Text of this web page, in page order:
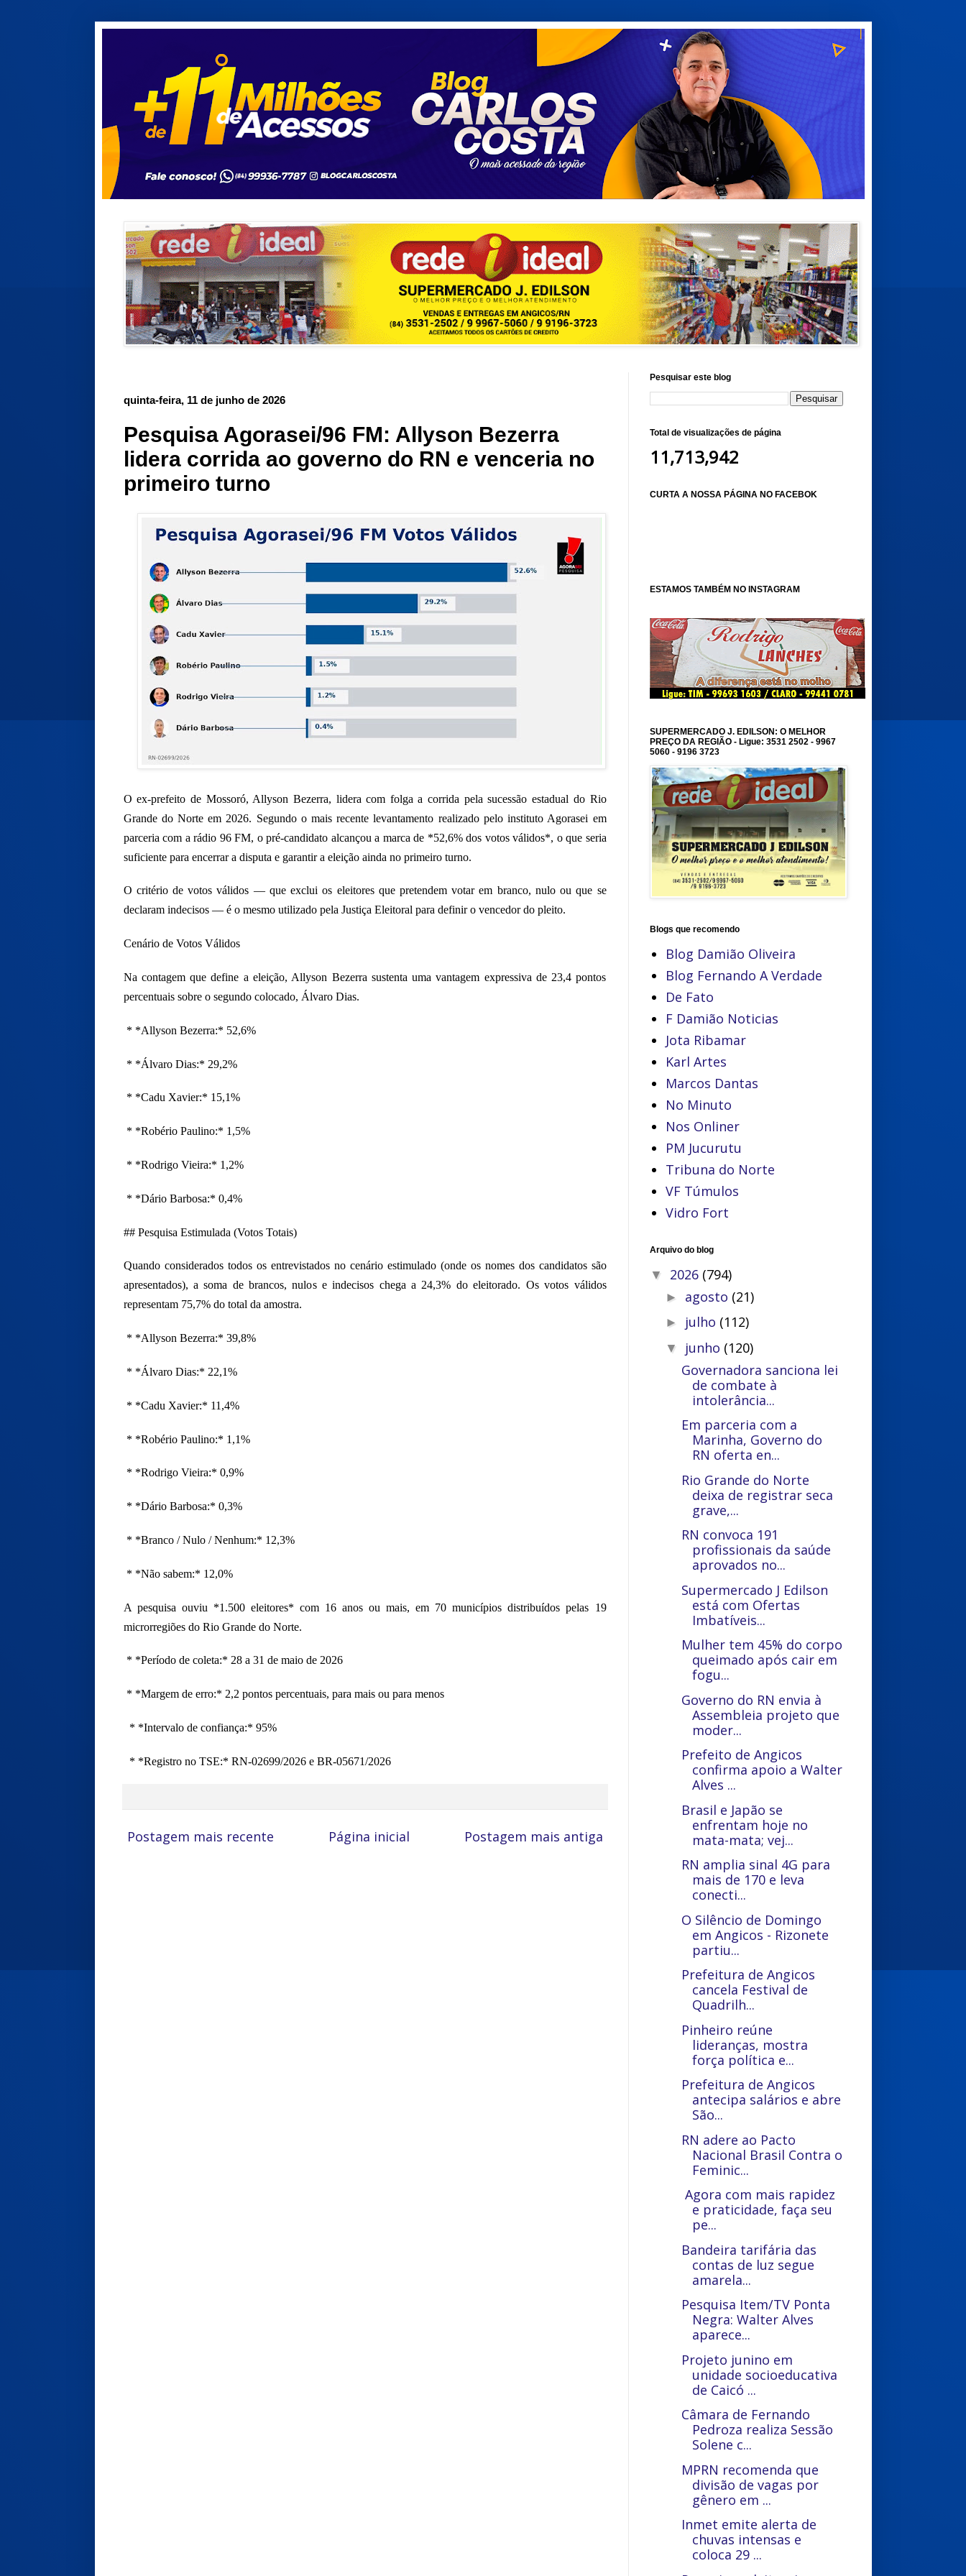
quinta-feira, 11 de junho de 2026
Pesquisa Agorasei/96 FM: Allyson Bezerra
lidera corrida ao governo do RN e venceria no
primeiro turno
O ex-prefeito de Mossoró, Allyson Bezerra, lidera com folga a corrida pela sucessão estadual do Rio
Grande do Norte em 2026. Segundo o mais recente levantamento realizado pelo instituto Agorasei em
parceria com a rádio 96 FM, o pré-candidato alcançou a marca de *52,6% dos votos válidos*, o que seria
suficiente para encerrar a disputa e garantir a eleição ainda no primeiro turno.
O critério de votos válidos — que exclui os eleitores que pretendem votar em branco, nulo ou que se
declaram indecisos — é o mesmo utilizado pela Justiça Eleitoral para definir o vencedor do pleito.
Cenário de Votos Válidos
Na contagem que define a eleição, Allyson Bezerra sustenta uma vantagem expressiva de 23,4 pontos
percentuais sobre o segundo colocado, Álvaro Dias.
* *Allyson Bezerra:* 52,6%
* *Álvaro Dias:* 29,2%
* *Cadu Xavier:* 15,1%
* *Robério Paulino:* 1,5%
* *Rodrigo Vieira:* 1,2%
* *Dário Barbosa:* 0,4%
## Pesquisa Estimulada (Votos Totais)
Quando considerados todos os entrevistados no cenário estimulado (onde os nomes dos candidatos são
apresentados), a soma de brancos, nulos e indecisos chega a 24,3% do eleitorado. Os votos válidos
representam 75,7% do total da amostra.
* *Allyson Bezerra:* 39,8%
* *Álvaro Dias:* 22,1%
* *Cadu Xavier:* 11,4%
* *Robério Paulino:* 1,1%
* *Rodrigo Vieira:* 0,9%
* *Dário Barbosa:* 0,3%
* *Branco / Nulo / Nenhum:* 12,3%
* *Não sabem:* 12,0%
A pesquisa ouviu *1.500 eleitores* com 16 anos ou mais, em 70 municípios distribuídos pelas 19
microrregiões do Rio Grande do Norte.
* *Período de coleta:* 28 a 31 de maio de 2026
* *Margem de erro:* 2,2 pontos percentuais, para mais ou para menos
* *Intervalo de confiança:* 95%
* *Registro no TSE:* RN-02699/2026 e BR-05671/2026
Postagem mais recente Postagem mais antiga
Página inicial
Pesquisar este blog
Total de visualizações de página
11,713,942
CURTA A NOSSA PÁGINA NO FACEBOK
ESTAMOS TAMBÉM NO INSTAGRAM
SUPERMERCADO J. EDILSON: O MELHOR
PREÇO DA REGIÃO - Ligue: 3531 2502 - 9967
5060 - 9196 3723
Blogs que recomendo
Blog Damião Oliveira
Blog Fernando A Verdade
De Fato
F Damião Noticias
Jota Ribamar
Karl Artes
Marcos Dantas
No Minuto
Nos Onliner
PM Jucurutu
Tribuna do Norte
VF Túmulos
Vidro Fort
Arquivo do blog
▼ 2026 (794)
► agosto (21)
► julho (112)
▼ junho (120)
Governadora sanciona lei
de combate à
intolerância...
Em parceria com a
Marinha, Governo do
RN oferta en...
Rio Grande do Norte
deixa de registrar seca
grave,...
RN convoca 191
profissionais da saúde
aprovados no...
Supermercado J Edilson
está com Ofertas
Imbatíveis...
Mulher tem 45% do corpo
queimado após cair em
fogu...
Governo do RN envia à
Assembleia projeto que
moder...
Prefeito de Angicos
confirma apoio a Walter
Alves ...
Brasil e Japão se
enfrentam hoje no
mata-mata; vej...
RN amplia sinal 4G para
mais de 170 e leva
conecti...
O Silêncio de Domingo
em Angicos - Rizonete
partiu...
Prefeitura de Angicos
cancela Festival de
Quadrilh...
Pinheiro reúne
lideranças, mostra
força política e...
Prefeitura de Angicos
antecipa salários e abre
São...
RN adere ao Pacto
Nacional Brasil Contra o
Feminic...
Agora com mais rapidez
e praticidade, faça seu
pe...
Bandeira tarifária das
contas de luz segue
amarela...
Pesquisa Item/TV Ponta
Negra: Walter Alves
aparece...
Projeto junino em
unidade socioeducativa
de Caicó ...
Câmara de Fernando
Pedroza realiza Sessão
Solene c...
MPRN recomenda que
divisão de vagas por
gênero em ...
Inmet emite alerta de
chuvas intensas e
coloca 29 ...